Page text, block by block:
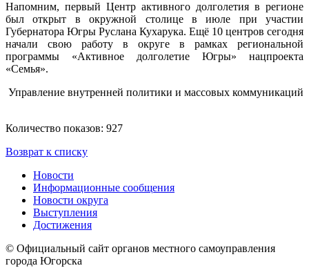
Напомним, первый Центр активного долголетия в регионе
был открыт в окружной столице в июле при участии
Губернатора Югры Руслана Кухарука. Ещё 10 центров сегодня
начали свою работу в округе в рамках региональной
программы «Активное долголетие Югры» нацпроекта
«Семья».
Управление внутренней политики и массовых коммуникаций
Количество показов: 927
Возврат к списку
Новости
Информационные сообщения
Новости округа
Выступления
Достижения
© Официальный сайт органов местного самоуправления
города Югорска